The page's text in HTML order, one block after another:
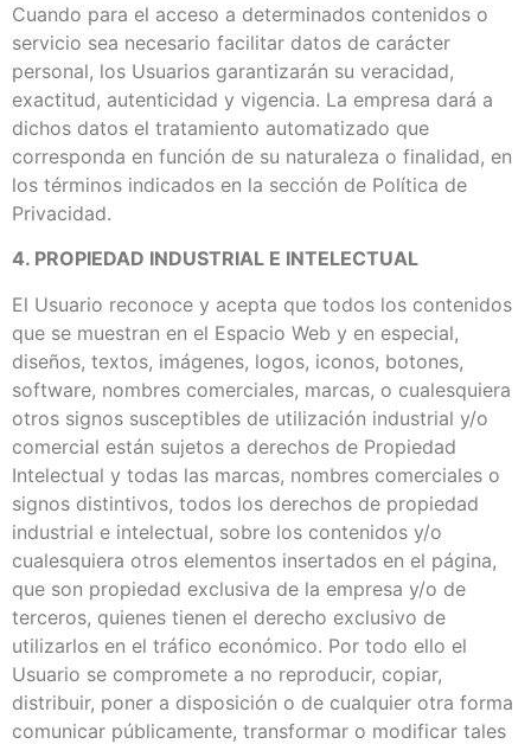
Cuando para el acceso a determinados contenidos o
servicio sea necesario facilitar datos de carácter
personal, los Usuarios garantizarán su veracidad,
exactitud, autenticidad y vigencia. La empresa dará a
dichos datos el tratamiento automatizado que
corresponda en función de su naturaleza o finalidad, en
los términos indicados en la sección de Política de
Privacidad.
4. PROPIEDAD INDUSTRIAL E INTELECTUAL
El Usuario reconoce y acepta que todos los contenidos
que se muestran en el Espacio Web y en especial,
diseños, textos, imágenes, logos, iconos, botones,
software, nombres comerciales, marcas, o cualesquiera
otros signos susceptibles de utilización industrial y/o
comercial están sujetos a derechos de Propiedad
Intelectual y todas las marcas, nombres comerciales o
signos distintivos, todos los derechos de propiedad
industrial e intelectual, sobre los contenidos y/o
cualesquiera otros elementos insertados en el página,
que son propiedad exclusiva de la empresa y/o de
terceros, quienes tienen el derecho exclusivo de
utilizarlos en el tráfico económico. Por todo ello el
Usuario se compromete a no reproducir, copiar,
distribuir, poner a disposición o de cualquier otra forma
comunicar públicamente, transformar o modificar tales